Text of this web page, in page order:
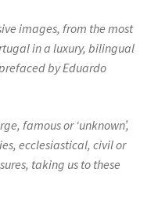
Playboy
images, from the most
in a luxury, bilingual
by Eduardo
famous or ‘unknown’,
ecclesiastical, civil or
taking us to these